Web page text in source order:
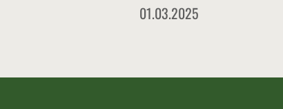
01.03.2025